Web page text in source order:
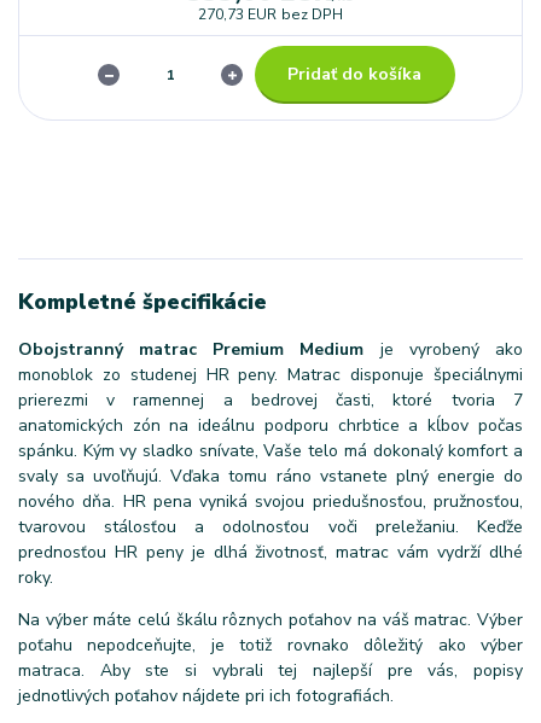
270,73 EUR bez DPH
Pridať do košíka
Kompletné špecifikácie
Obojstranný matrac Premium Medium je vyrobený ako
monoblok zo studenej HR peny. Matrac disponuje špeciálnymi
prierezmi v ramennej a bedrovej časti, ktoré tvoria 7
anatomických zón na ideálnu podporu chrbtice a kĺbov počas
spánku. Kým vy sladko snívate, Vaše telo má dokonalý komfort a
svaly sa uvoľňujú. Vďaka tomu ráno vstanete plný energie do
nového dňa. HR pena vyniká svojou priedušnosťou, pružnosťou,
tvarovou stálosťou a odolnosťou voči preležaniu. Keďže
prednosťou HR peny je dlhá životnosť, matrac vám vydrží dlhé
roky.
Na výber máte celú škálu rôznych poťahov na váš matrac. Výber
poťahu nepodceňujte, je totiž rovnako dôležitý ako výber
matraca. Aby ste si vybrali tej najlepší pre vás, popisy
jednotlivých poťahov nájdete pri ich fotografiách.